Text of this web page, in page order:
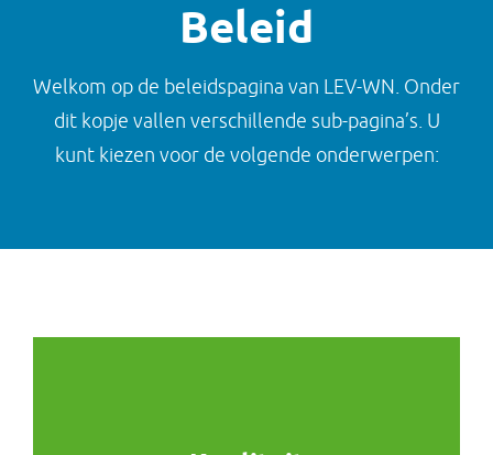
Beleid
Welkom op de beleidspagina van LEV-WN. Onder
dit kopje vallen verschillende sub-pagina’s. U
kunt kiezen voor de volgende onderwerpen: